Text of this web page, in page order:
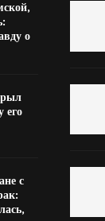
о
его
с